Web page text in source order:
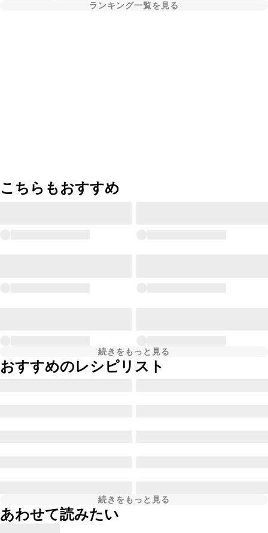
ランキング一覧を見る
こちらもおすすめ
続きをもっと見る
おすすめのレシピリスト
続きをもっと見る
あわせて読みたい